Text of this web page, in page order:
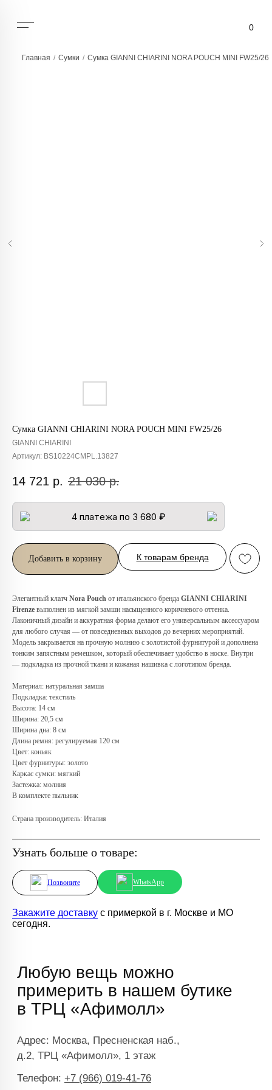
Главная / Сумки / Сумка GIANNI CHIARINI NORA POUCH MINI FW25/26
Сумка GIANNI CHIARINI NORA POUCH MINI FW25/26
GIANNI CHIARINI
Артикул: BS10224CMPL.13827
14 721 р. 21 030 р.
4 платежа по 3 680 ₽
Добавить в корзину К товарам бренда
Элегантный клатч Nora Pouch от итальянского бренда GIANNI CHIARINI
Firenze выполнен из мягкой замши насыщенного коричневого оттенка.
Лаконичный дизайн и аккуратная форма делают его универсальным аксессуаром
для любого случая — от повседневных выходов до вечерних мероприятий.
Модель закрывается на прочную молнию с золотистой фурнитурой и дополнена
тонким запястным ремешком, который обеспечивает удобство в носке. Внутри
— подкладка из прочной ткани и кожаная нашивка с логотипом бренда.
Материал: натуральная замша
Подкладка: текстиль
Высота: 14 см
Ширина: 20,5 см
Ширина дна: 8 см
Длина ремня: регулируемая 120 см
Цвет: коньяк
Цвет фурнитуры: золото
Каркас сумки: мягкий
Застежка: молния
В комплекте пыльник
Страна производитель: Италия
Узнать больше о товаре:
Позвоните WhatsApp
Закажите доставку с примеркой в г. Москве и МО
сегодня.
Любую вещь можно
примерить в нашем бутике
в ТРЦ «Афимолл»
Адрес:Москва, Пресненская наб.,
д.2, ТРЦ «Афимолл», 1 этаж
Телефон: +7 (966) 019-41-76